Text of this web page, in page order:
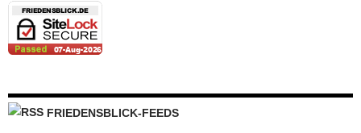
FRIEDENSBLICK-FEEDS